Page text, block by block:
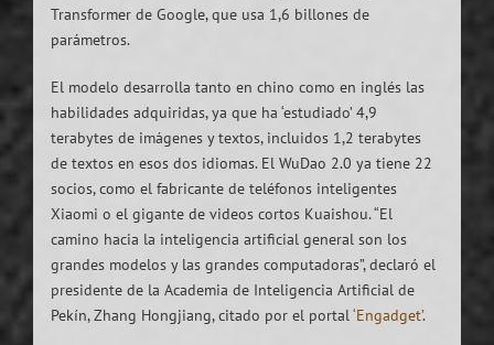
Transformer de Google, que usa 1,6 billones de
parámetros.
El modelo desarrolla tanto en chino como en inglés las
habilidades adquiridas, ya que ha ‘estudiado’ 4,9
terabytes de imágenes y textos, incluidos 1,2 terabytes
de textos en esos dos idiomas. El WuDao 2.0 ya tiene 22
socios, como el fabricante de teléfonos inteligentes
Xiaomi o el gigante de videos cortos Kuaishou. “El
camino hacia la inteligencia artificial general son los
grandes modelos y las grandes computadoras”, declaró el
presidente de la Academia de Inteligencia Artificial de
Pekín, Zhang Hongjiang, citado por el portal‘Engadget’.